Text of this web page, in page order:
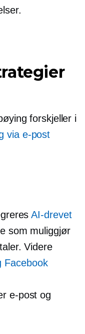
forskjeller i
via e-post
AI-drevet
som muliggjør
Videre
Facebook
e-post og